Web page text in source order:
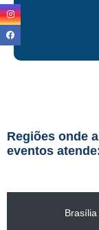
Regiões onde
eventos
Brasília